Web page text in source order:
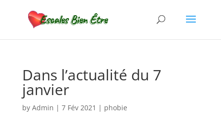
Dans l’actualité du 7
janvier
by Admin | 7 Fév 2021 | phobie